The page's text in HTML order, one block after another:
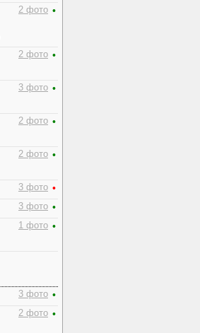
2 фото •
2 фото •
3 фото •
2 фото •
2 фото •
3 фото •
3 фото •
1 фото •
3 фото •
2 фото •